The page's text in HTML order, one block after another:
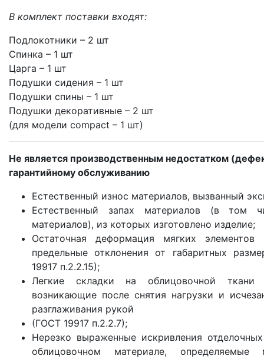
В комплект поставки входят:
Подлокотники – 2 шт
Спинка – 1 шт
Царга – 1 шт
Подушки сидения – 1 шт
Подушки спины – 1 шт
Подушки декоративные – 2 шт
(для модели compact – 1 шт)
Не является производственным недостатком
гарантийному обслуживанию
Естественный износ материалов, вызванный
Естественный запах материалов (в том
материалов), из которых изготовлено изделие;
Остаточная деформация мягких
предельные отклонения от габаритных
19917 п.2.2.15);
Легкие складки на облицовочной ткани
возникающие после снятия нагрузки и
разглаживания рукой
(ГОСТ 19917 п.2.2.7);
Нерезко выраженные искривления
облицовочном материале, определяемые